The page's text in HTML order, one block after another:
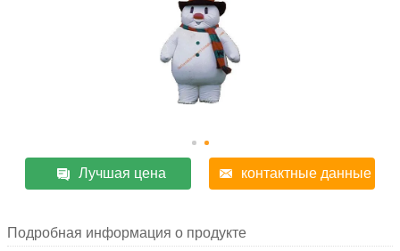
Лучшая цена контактные данные
Подробная информация о продукте